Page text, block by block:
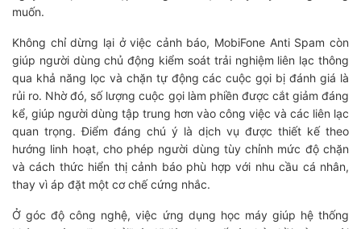
muốn.
Không chỉ dừng lại ở việc cảnh báo, MobiFone Anti Spam còn
giúp người dùng chủ động kiểm soát trải nghiệm liên lạc thông
qua khả năng lọc và chặn tự động các cuộc gọi bị đánh giá là
rủi ro. Nhờ đó, số lượng cuộc gọi làm phiền được cắt giảm đáng
kể, giúp người dùng tập trung hơn vào công việc và các liên lạc
quan trọng. Điểm đáng chú ý là dịch vụ được thiết kế theo
hướng linh hoạt, cho phép người dùng tùy chỉnh mức độ chặn
và cách thức hiển thị cảnh báo phù hợp với nhu cầu cá nhân,
thay vì áp đặt một cơ chế cứng nhắc.
Ở góc độ công nghệ, việc ứng dụng học máy giúp hệ thống